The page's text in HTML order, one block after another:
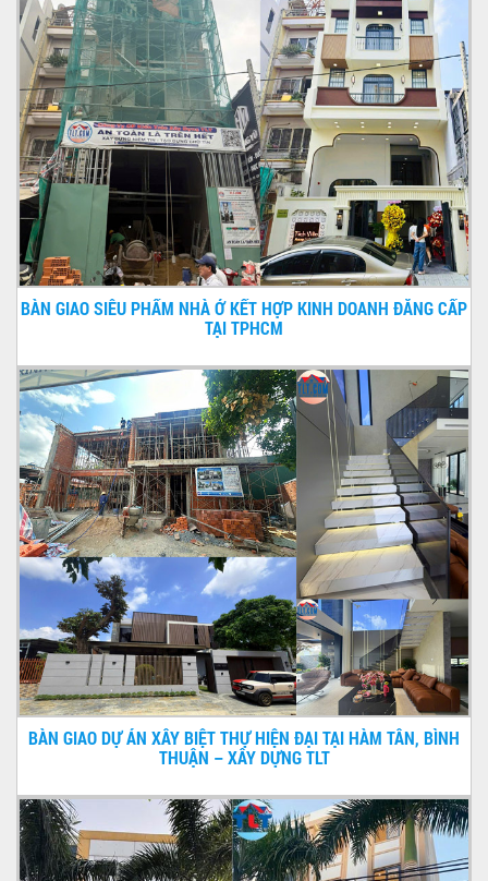
BÀN GIAO SIÊU PHẨM NHÀ Ở KẾT HỢP KINH DOANH ĐẲNG CẤP
TẠI TPHCM
BÀN GIAO DỰ ÁN XÂY BIỆT THỰ HIỆN ĐẠI TẠI HÀM TÂN, BÌNH
THUẬN – XÂY DỰNG TLT